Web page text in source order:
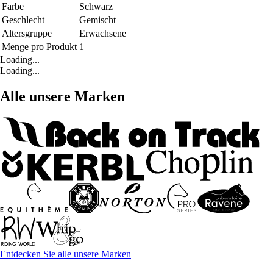
Farbe
Schwarz
Geschlecht
Gemischt
Altersgruppe
Erwachsene
Menge pro Produkt 1
Loading...
Loading...
Alle unsere Marken
Entdecken Sie alle unsere Marken